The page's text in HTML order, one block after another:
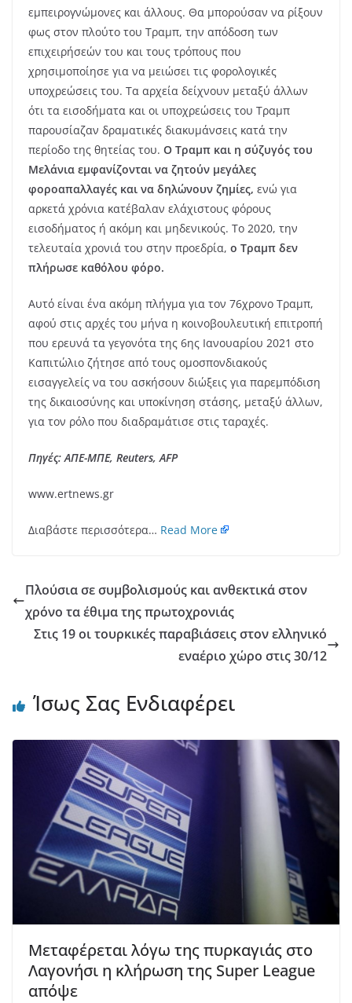
εμπειρογνώμονες και άλλους. Θα μπορούσαν να ρίξουν
φως στον πλούτο του Τραμπ, την απόδοση των
επιχειρήσεών του και τους τρόπους που
χρησιμοποίησε για να μειώσει τις φορολογικές
υποχρεώσεις του. Τα αρχεία δείχνουν μεταξύ άλλων
ότι τα εισοδήματα και οι υποχρεώσεις του Τραμπ
παρουσίαζαν δραματικές διακυμάνσεις κατά την
περίοδο της θητείας του. Ο Τραμπ και η σύζυγός του
Μελάνια εμφανίζονται να ζητούν μεγάλες
φοροαπαλλαγές και να δηλώνουν ζημίες, ενώ για
αρκετά χρόνια κατέβαλαν ελάχιστους φόρους
εισοδήματος ή ακόμη και μηδενικούς. Το 2020, την
τελευταία χρονιά του στην προεδρία, ο Τραμπ δεν
πλήρωσε καθόλου φόρο.
Αυτό είναι ένα ακόμη πλήγμα για τον 76χρονο Τραμπ,
αφού στις αρχές του μήνα η κοινοβουλευτική επιτροπή
που ερευνά τα γεγονότα της 6ης Ιανουαρίου 2021 στο
Καπιτώλιο ζήτησε από τους ομοσπονδιακούς
εισαγγελείς να του ασκήσουν διώξεις για παρεμπόδιση
της δικαιοσύνης και υποκίνηση στάσης, μεταξύ άλλων,
για τον ρόλο που διαδραμάτισε στις ταραχές.
Πηγές: ΑΠΕ-ΜΠΕ, Reuters, AFP
www.ertnews.gr
Διαβάστε περισσότερα… Read More
Πλούσια σε συμβολισμούς και ανθεκτικά στον
χρόνο τα έθιμα της πρωτοχρονιάς
Στις 19 οι τουρκικές παραβιάσεις στον ελληνικό
εναέριο χώρο στις 30/12
Ίσως Σας Ενδιαφέρει
Μεταφέρεται λόγω της πυρκαγιάς στο
Λαγονήσι η κλήρωση της Super League
απόψε